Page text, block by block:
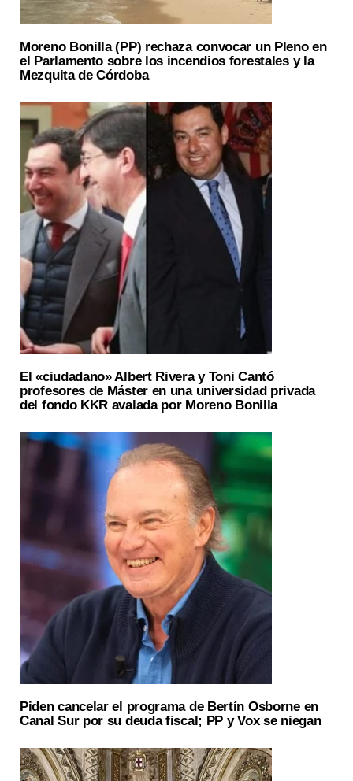
Moreno Bonilla (PP) rechaza convocar un Pleno en
el Parlamento sobre los incendios forestales y la
Mezquita de Córdoba
El «ciudadano» Albert Rivera y Toni Cantó
profesores de Máster en una universidad privada
del fondo KKR avalada por Moreno Bonilla
Piden cancelar el programa de Bertín Osborne en
Canal Sur por su deuda fiscal; PP y Vox se niegan